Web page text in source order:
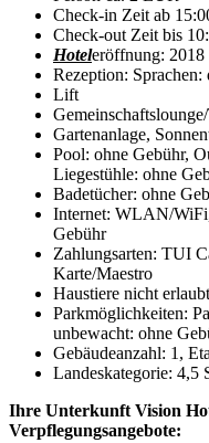
Check-in Zeit ab
Check-out Zeit bis
Hoteleröffnung: 2018
Rezeption: Sprachen:
Lift
Gartenanlage,
Pool: ohne Gebühr,
Liegestühle: ohne
Badetücher: ohne
Internet: WLAN/
Gebühr
Zahlungsarten: TUI
Karte/Maestro
Haustiere nicht erlaubt
Parkmöglichkeiten:
unbewacht: ohne
Gebäudeanzahl: 1,
Landeskategorie: 4,5
Ihre Unterkunft Vision
Verpflegungsangebote: